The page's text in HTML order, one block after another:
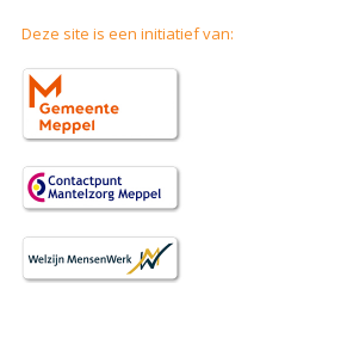
Deze site is een initiatief van: